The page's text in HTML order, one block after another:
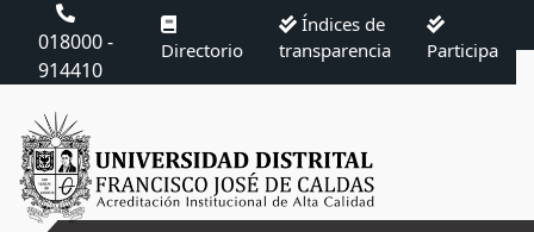
018000 -
914410
Directorio
Índices de
transparencia
Participa